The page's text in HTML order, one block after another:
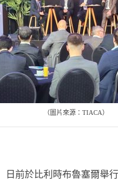
（圖片來源：TIACA）
日前於比利時布魯塞爾舉